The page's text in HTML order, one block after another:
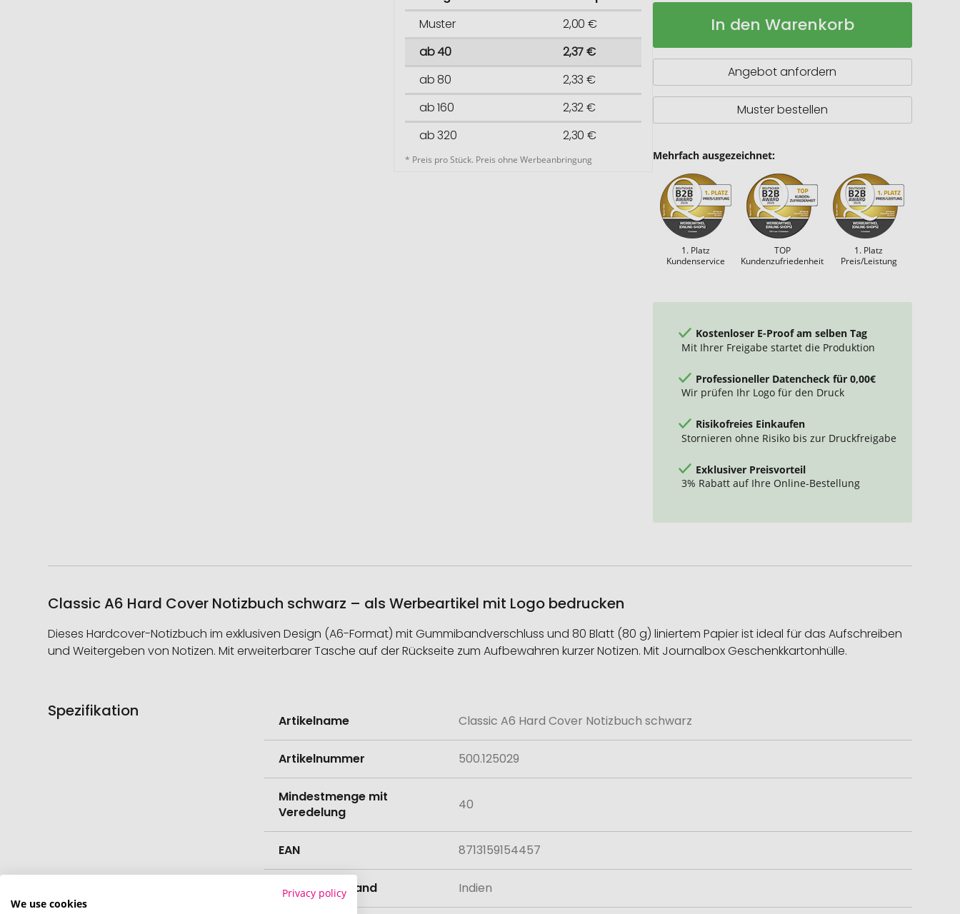
Muster
2,00 €
ab 40
2,37 €
ab 80
2,33 €
ab 160
2,32 €
ab 320
2,30 €
* Preis pro Stück. Preis ohne Werbeanbringung
Classic
Cover
Auf
In den Warenkorb
Angebot anfordern
Muster bestellen
Mehrfach ausgezeichnet:
1. Platz
Kundenservice
TOP
Kundenzufriedenheit
1. Platz
Preis/Leistung
Kostenloser E-Proof am selben Tag
Mit Ihrer Freigabe startet die Produktion
Professioneller Datencheck für 0,00€
Wir prüfen Ihr Logo für den Druck
Risikofreies Einkaufen
Stornieren ohne Risiko bis zur Druckfreigabe
Exklusiver Preisvorteil
3% Rabatt auf Ihre Online-Bestellung
Classic A6 Hard Cover Notizbuch schwarz – als Werbeartikel mit Logo bedrucken
Dieses Hardcover-Notizbuch im exklusiven Design (A6-Format) mit Gummibandverschluss und 80 Blatt (80 g) liniertem Papier ist ideal für das Aufschreiben
und Weitergeben von Notizen. Mit erweiterbarer Tasche auf der Rückseite zum Aufbewahren kurzer Notizen. Mit Journalbox Geschenkkartonhülle.
Spezifikation
Informationen
Artikelname Classic A6 Hard Cover Notizbuch schwarz
Artikelnummer 500.125029
Mindestmenge mit
Veredelung
40
EAN 8713159154457
Herstellungsland Indien
Privacy policy
We use cookies